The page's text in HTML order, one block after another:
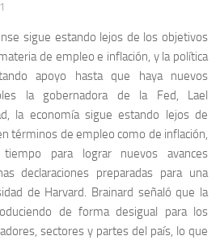
sigue estando lejos de los objetivos
de empleo e inflación, y la política
apoyo hasta que haya nuevos
la gobernadora de la Fed, Lael
la economía sigue estando lejos de
términos de empleo como de inflación,
para lograr nuevos avances
declaraciones preparadas para una
de Harvard. Brainard señaló que la
de forma desigual para los
sectores y partes del país, lo que